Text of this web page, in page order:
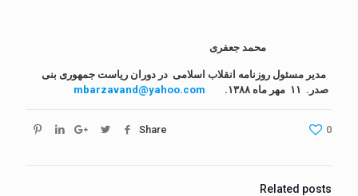
محمد جعفری
مدیر مسئول روزنامه انقلاب اسلامی در دوران ریاست جمهوری بنی
صدر. ۱۱ مهر ماه ۱۳۸۸.
mbarzavand@yahoo.com
Share 0
Related posts